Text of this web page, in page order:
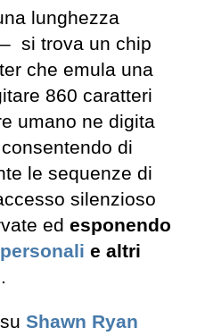
lunghezza
si trova un chip
che emula una
860 caratteri
umano ne digita
di
le sequenze di
silenzioso
ed esponendo
e altri
Shawn Ryan